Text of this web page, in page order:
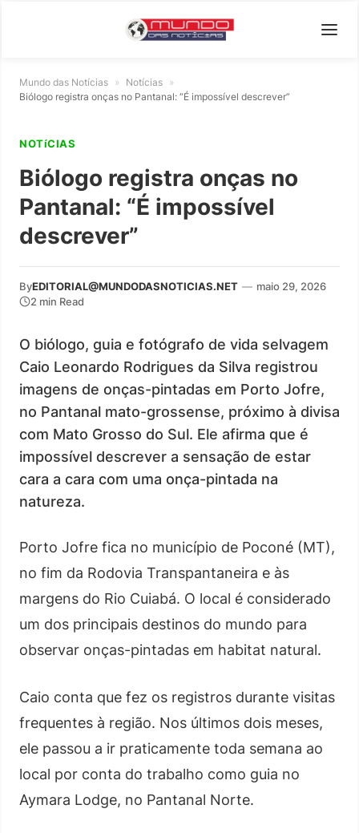
Mundo das Notícias » Notícias »
Biólogo registra onças no Pantanal: “É impossível descrever”
NOTíCIAS
Biólogo registra onças no
Pantanal: “É impossível
descrever”
ByEDITORIAL@MUNDODASNOTICIAS.NET — maio 29, 2026
2 min Read
O biólogo, guia e fotógrafo de vida selvagem
Caio Leonardo Rodrigues da Silva registrou
imagens de onças-pintadas em Porto Jofre,
no Pantanal mato-grossense, próximo à divisa
com Mato Grosso do Sul. Ele afirma que é
impossível descrever a sensação de estar
cara a cara com uma onça-pintada na
natureza.
Porto Jofre fica no município de Poconé (MT),
no fim da Rodovia Transpantaneira e às
margens do Rio Cuiabá. O local é considerado
um dos principais destinos do mundo para
observar onças-pintadas em habitat natural.
Caio conta que fez os registros durante visitas
frequentes à região. Nos últimos dois meses,
ele passou a ir praticamente toda semana ao
local por conta do trabalho como guia no
Aymara Lodge, no Pantanal Norte.